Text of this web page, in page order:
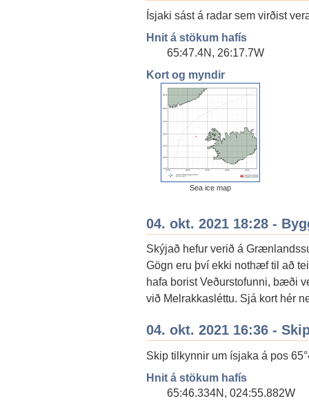
Ísjaki sást á radar sem virðist
Hnit á stökum hafís
65:47.4N, 26:17.7W
Kort og myndir
Sea ice map
04. okt. 2021 18:28 -
Skýjað hefur verið á
Gögn eru því ekki nothæf til að
hafa borist Veðurstofunni, bæði
við Melrakkasléttu. Sjá kort hér
04. okt. 2021 16:36 -
Skip tilkynnir um ísjaka á pos
Hnit á stökum hafís
65:46.334N, 024:55.882W